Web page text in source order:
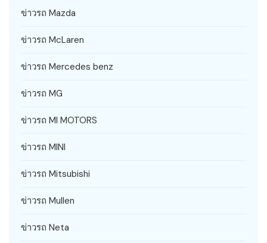
ข่าวรถ Mazda
ข่าวรถ McLaren
ข่าวรถ Mercedes benz
ข่าวรถ MG
ข่าวรถ MI MOTORS
ข่าวรถ MINI
ข่าวรถ Mitsubishi
ข่าวรถ Mullen
ข่าวรถ Neta